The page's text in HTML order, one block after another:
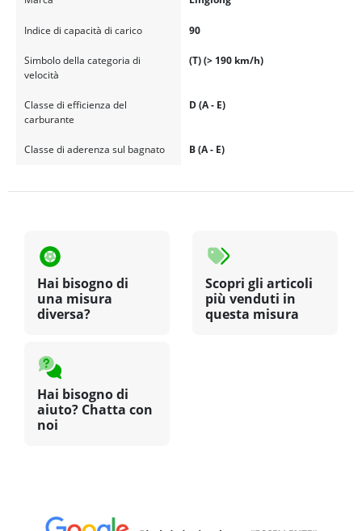
Indice di capacità di carico 90
Simbolo della categoria di
velocità
(T) (> 190 km/h)
Classe di efficienza del
carburante
D (A - E)
Classe di aderenza sul bagnato B (A - E)
Hai bisogno di
una misura
diversa?
Scopri gli articoli
più venduti in
questa misura
Hai bisogno di
aiuto? Chatta con
noi